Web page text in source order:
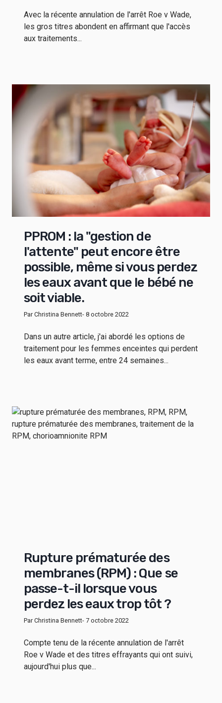
Avec la récente annulation de l'arrêt Roe v Wade,
les gros titres abondent en affirmant que l'accès
aux traitements...
PPROM : la "gestion de
l'attente" peut encore être
possible, même si vous perdez
les eaux avant que le bébé ne
soit viable.
Par Christina Bennett- 8 octobre 2022
Dans un autre article, j'ai abordé les options de
traitement pour les femmes enceintes qui perdent
les eaux avant terme, entre 24 semaines...
Rupture prématurée des
membranes (RPM) : Que se
passe-t-il lorsque vous
perdez les eaux trop tôt ?
Par Christina Bennett- 7 octobre 2022
Compte tenu de la récente annulation de l'arrêt
Roe v Wade et des titres effrayants qui ont suivi,
aujourd'hui plus que...